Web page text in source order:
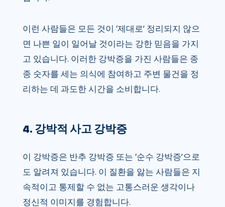
이런 사람들은 모든 것이 ‘제대로’ 정리되지 않으
면 나쁜 일이 일어날 것이라는 강한 믿음을 가지
고 있습니다. 이러한 강박증을 가진 사람들은 종
종 숫자를 세는 의식에 참여하고 주변 물건을 정
리하는 데 과도한 시간을 소비합니다.
4. 강박적 사고 강박증
이 강박증은 반추 강박증 또는 ‘순수 강박증’으로
도 알려져 있습니다. 이 질환을 앓는 사람들은 지
속적이고 통제할 수 없는 고통스러운 생각이나
정신적 이미지를 경험합니다.